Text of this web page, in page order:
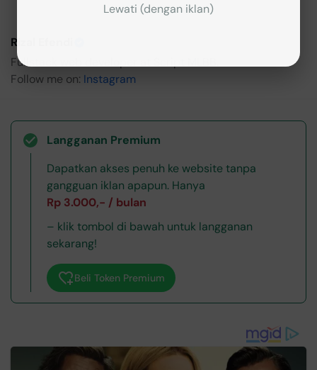
Rizal Efendi
Fullstack web developer at Script MLBB.
Follow me on: Instagram
Langganan Premium
Dapatkan akses penuh ke website tanpa
gangguan iklan apapun. Hanya
Rp 3.000,- / bulan
– klik tombol di bawah untuk langganan
sekarang!
Beli Token Premium
Lewati (dengan iklan)